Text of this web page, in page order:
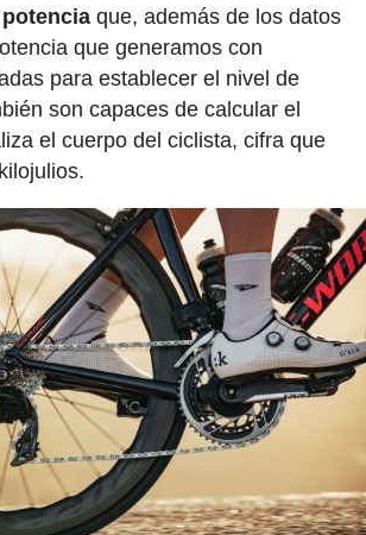
que, además de los datos
que generamos con
para establecer el nivel de
son capaces de calcular el
el cuerpo del ciclista, cifra que